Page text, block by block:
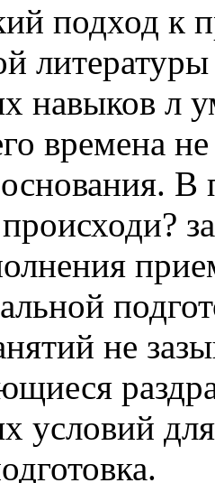
подход к
навыков л
времена
В
не
условий